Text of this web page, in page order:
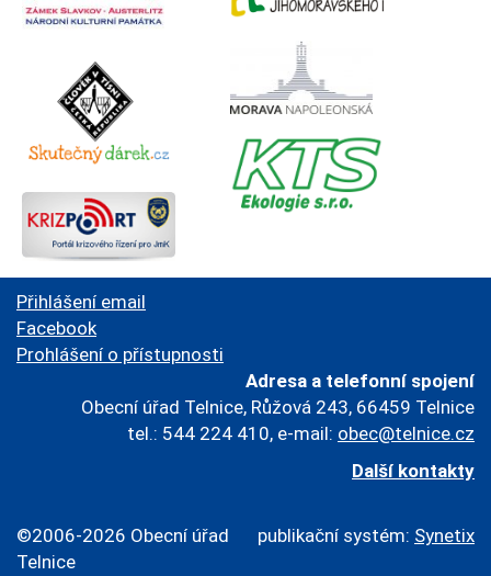
Přihlášení email
Facebook
Prohlášení o přístupnosti
Adresa a telefonní spojení
Obecní úřad Telnice, Růžová 243, 66459 Telnice
tel.: 544 224 410, e-mail: obec@telnice.cz
Další kontakty
publikační systém: Synetix
©2006-2026 Obecní úřad
Telnice